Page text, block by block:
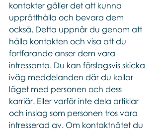
kontakter gäller det att kunna
upprätthålla och bevara dem
också. Detta uppnår du genom att
hålla kontakten och visa att du
fortfarande anser dem vara
intressanta. Du kan förslagsvis skicka
iväg meddelanden där du kollar
läget med personen och dess
karriär. Eller varför inte dela artiklar
och inslag som personen tros vara
intresserad av. Om kontaktnätet du